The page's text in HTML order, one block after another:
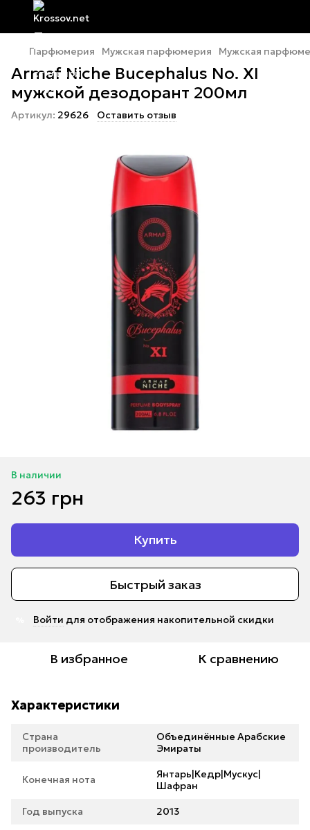
Парфюмерия Мужская парфюмерия Мужская
Armaf Niche Bucephalus No. XI
мужской дезодорант 200мл
Артикул: 29626 Оставить отзыв
В наличии
263 грн
Купить
Быстрый заказ
Войти для отображения накопительной скидки
В избранное К сравнению
Характеристики
Страна
производитель
Объединённые Арабские
Эмираты
Конечная нота
Янтарь|Кедр|Мускус|
Шафран
Год выпуска 2013